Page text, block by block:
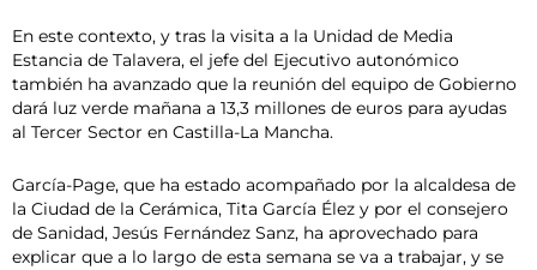
En este contexto, y tras la visita a la Unidad de Media
Estancia de Talavera, el jefe del Ejecutivo autonómico
también ha avanzado que la reunión del equipo de Gobierno
dará luz verde mañana a 13,3 millones de euros para ayudas
al Tercer Sector en Castilla-La Mancha.
García-Page, que ha estado acompañado por la alcaldesa de
la Ciudad de la Cerámica, Tita García Élez y por el consejero
de Sanidad, Jesús Fernández Sanz, ha aprovechado para
explicar que a lo largo de esta semana se va a trabajar, y se